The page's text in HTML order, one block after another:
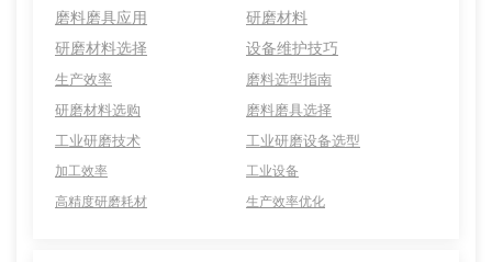
磨料磨具应用
研磨材料
研磨材料选择
设备维护技巧
生产效率
磨料选型指南
研磨材料选购
磨料磨具选择
工业研磨技术
工业研磨设备选型
加工效率
工业设备
高精度研磨耗材
生产效率优化